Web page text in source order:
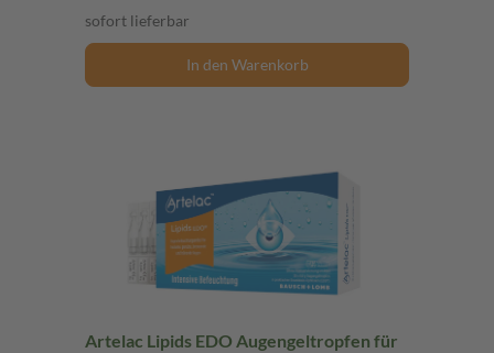
sofort lieferbar
In den Warenkorb
Artelac Lipids EDO Augengeltropfen für